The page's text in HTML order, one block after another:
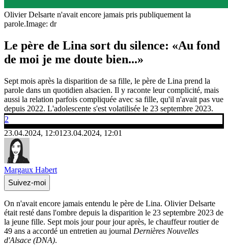
Olivier Delsarte n'avait encore jamais pris publiquement la
parole.Image: dr
Le père de Lina sort du silence: «Au fond
de moi je me doute bien...»
Sept mois après la disparition de sa fille, le père de Lina prend la
parole dans un quotidien alsacien. Il y raconte leur complicité, mais
aussi la relation parfois compliquée avec sa fille, qu'il n'avait pas vue
depuis 2022. L'adolescente s'est volatilisée le 23 septembre 2023.
2
23.04.2024, 12:01 23.04.2024, 12:01
Margaux Habert
Suivez-moi
On n'avait encore jamais entendu le père de Lina. Olivier Delsarte
était resté dans l'ombre depuis la disparition le 23 septembre 2023 de
la jeune fille. Sept mois jour pour jour après, le chauffeur routier de
49 ans a accordé un entretien au journal Dernières Nouvelles
d'Alsace (DNA).